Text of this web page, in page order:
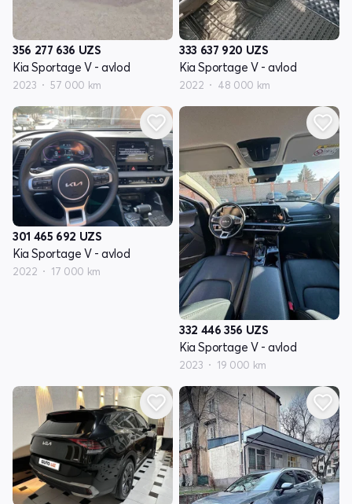
356 277 636 UZS
Kia Sportage V - avlod
2023 57 000 km
333 637 920 UZS
Kia Sportage V - avlod
2022 48 000 km
301 465 692 UZS
Kia Sportage V - avlod
2022 17 000 km
332 446 356 UZS
Kia Sportage V - avlod
2023 19 000 km